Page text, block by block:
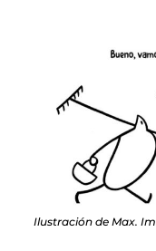
Ilustración de Max.